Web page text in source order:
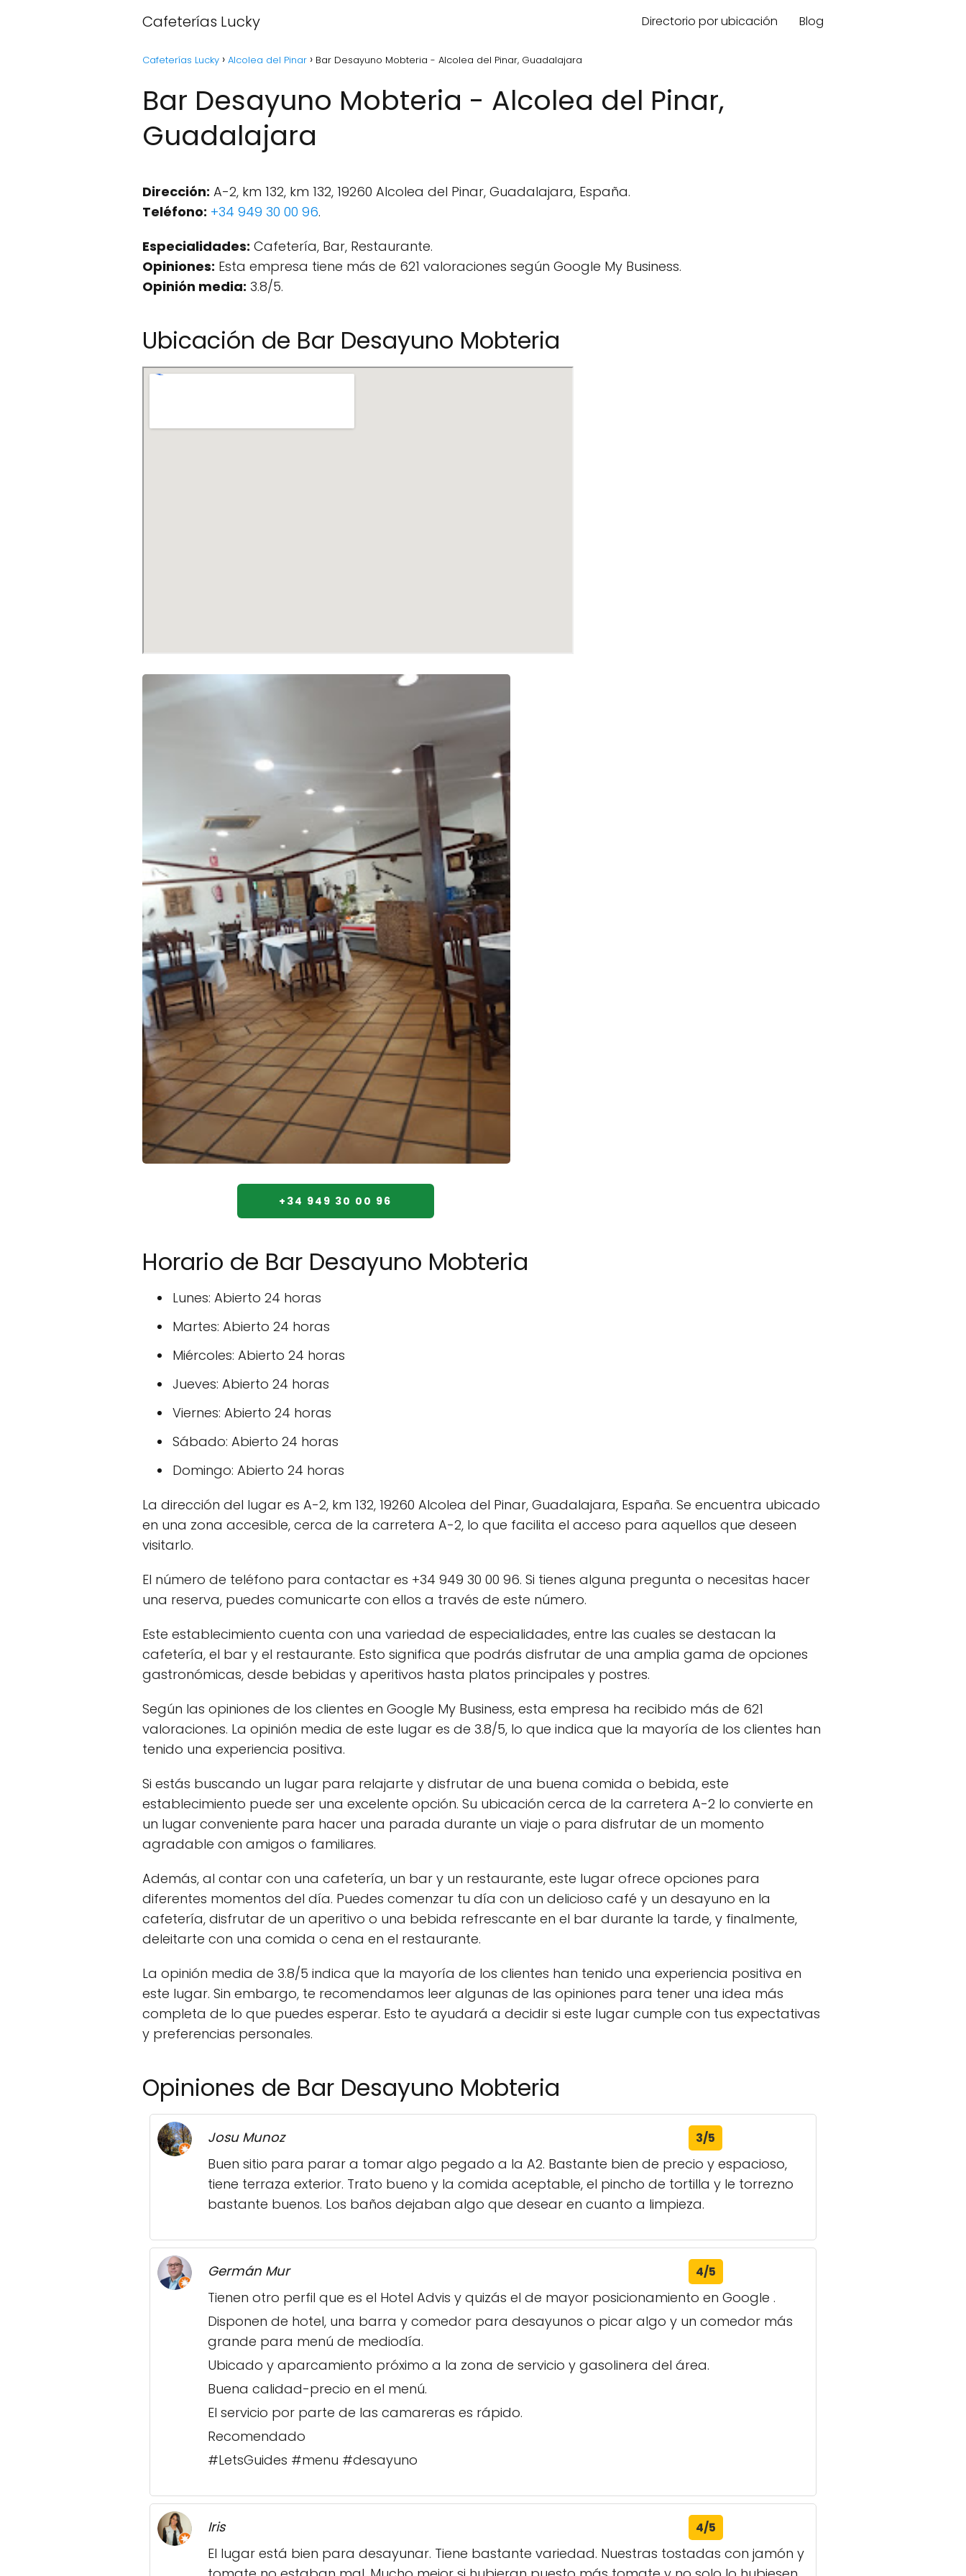
Cafeterías Lucky Directorio por ubicación Blog
Cafeterías Lucky Alcolea del Pinar Bar Desayuno Mobteria - Alcolea del Pinar, Guadalajara
Bar Desayuno Mobteria - Alcolea del Pinar,
Guadalajara
Dirección: A-2, km 132, km 132, 19260 Alcolea del Pinar, Guadalajara, España.
Teléfono: +34 949 30 00 96.
Especialidades: Cafetería, Bar, Restaurante.
Opiniones: Esta empresa tiene más de 621 valoraciones según Google My Business.
Opinión media: 3.8/5.
Ubicación de Bar Desayuno Mobteria
+34 949 30 00 96
Horario de Bar Desayuno Mobteria
Lunes: Abierto 24 horas
Martes: Abierto 24 horas
Miércoles: Abierto 24 horas
Jueves: Abierto 24 horas
Viernes: Abierto 24 horas
Sábado: Abierto 24 horas
Domingo: Abierto 24 horas
La dirección del lugar es A-2, km 132, 19260 Alcolea del Pinar, Guadalajara, España. Se encuentra ubicado
en una zona accesible, cerca de la carretera A-2, lo que facilita el acceso para aquellos que deseen
visitarlo.
El número de teléfono para contactar es +34 949 30 00 96. Si tienes alguna pregunta o necesitas hacer
una reserva, puedes comunicarte con ellos a través de este número.
Este establecimiento cuenta con una variedad de especialidades, entre las cuales se destacan la
cafetería, el bar y el restaurante. Esto significa que podrás disfrutar de una amplia gama de opciones
gastronómicas, desde bebidas y aperitivos hasta platos principales y postres.
Según las opiniones de los clientes en Google My Business, esta empresa ha recibido más de 621
valoraciones. La opinión media de este lugar es de 3.8/5, lo que indica que la mayoría de los clientes han
tenido una experiencia positiva.
Si estás buscando un lugar para relajarte y disfrutar de una buena comida o bebida, este
establecimiento puede ser una excelente opción. Su ubicación cerca de la carretera A-2 lo convierte en
un lugar conveniente para hacer una parada durante un viaje o para disfrutar de un momento
agradable con amigos o familiares.
Además, al contar con una cafetería, un bar y un restaurante, este lugar ofrece opciones para
diferentes momentos del día. Puedes comenzar tu día con un delicioso café y un desayuno en la
cafetería, disfrutar de un aperitivo o una bebida refrescante en el bar durante la tarde, y finalmente,
deleitarte con una comida o cena en el restaurante.
La opinión media de 3.8/5 indica que la mayoría de los clientes han tenido una experiencia positiva en
este lugar. Sin embargo, te recomendamos leer algunas de las opiniones para tener una idea más
completa de lo que puedes esperar. Esto te ayudará a decidir si este lugar cumple con tus expectativas
y preferencias personales.
Opiniones de Bar Desayuno Mobteria
Josu Munoz 3/5
Buen sitio para parar a tomar algo pegado a la A2. Bastante bien de precio y espacioso,
tiene terraza exterior. Trato bueno y la comida aceptable, el pincho de tortilla y le torrezno
bastante buenos. Los baños dejaban algo que desear en cuanto a limpieza.
Germán Mur 4/5
Tienen otro perfil que es el Hotel Advis y quizás el de mayor posicionamiento en Google .
Disponen de hotel, una barra y comedor para desayunos o picar algo y un comedor más
grande para menú de mediodía.
Ubicado y aparcamiento próximo a la zona de servicio y gasolinera del área.
Buena calidad-precio en el menú.
El servicio por parte de las camareras es rápido.
Recomendado
#LetsGuides #menu #desayuno
Iris 4/5
El lugar está bien para desayunar. Tiene bastante variedad. Nuestras tostadas con jamón y